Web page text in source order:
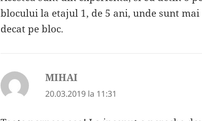
blocului la etajul 1, de 5 ani, unde sunt
decat pe bloc.
MIHAI
20.03.2019 la 11:31